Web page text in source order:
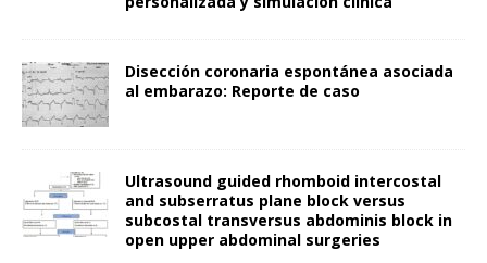
Disección coronaria espontánea asociada
al embarazo: Reporte de caso
Ultrasound guided rhomboid intercostal
and subserratus plane block versus
subcostal transversus abdominis block in
open upper abdominal surgeries